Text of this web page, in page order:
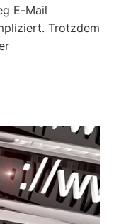
E-Mail
Trotzdem